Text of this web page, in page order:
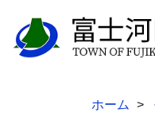
ホーム